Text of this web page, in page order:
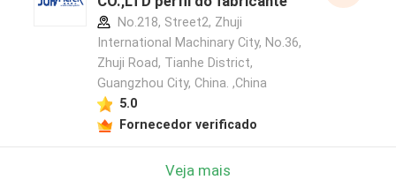
No.218, Street2, Zhuji
International Machinary City, No.36,
Zhuji Road, Tianhe District,
Guangzhou City, China. ,China
5.0
Fornecedor verificado
Veja mais